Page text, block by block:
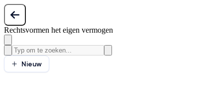
Rechtsvormen het eigen vermogen
Nieuw